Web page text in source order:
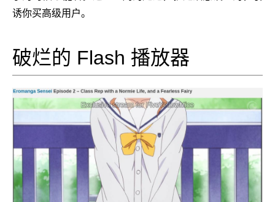
诱你买高级用户。
破烂的 Flash 播放器